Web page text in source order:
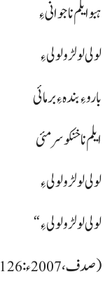
ہبو ایلم نا جوانی ءِ
لولی لولڑو لولی ءِ
بارو ءِ بندہ ءِ برمائی
ایلم نا خنکو سرمئی
لولی لولڑو لولی ءِ
لولی لولڑو لولی ءِ“
(صدف، 2007ء:126)